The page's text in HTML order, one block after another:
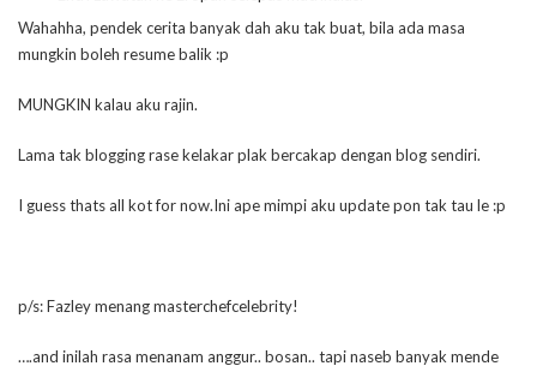
Wahahha, pendek cerita banyak dah aku tak buat, bila ada masa
mungkin boleh resume balik :p
MUNGKIN kalau aku rajin.
Lama tak blogging rase kelakar plak bercakap dengan blog sendiri.
I guess thats all kot for now.Ini ape mimpi aku update pon tak tau le :p
p/s: Fazley menang masterchefcelebrity!
….and inilah rasa menanam anggur.. bosan.. tapi naseb banyak mende